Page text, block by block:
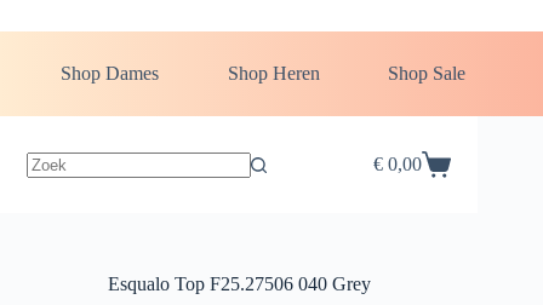
Shop Dames Shop Heren Shop Sale
Winkelwagen
€0,00
Esqualo Top F25.27506 040 Grey